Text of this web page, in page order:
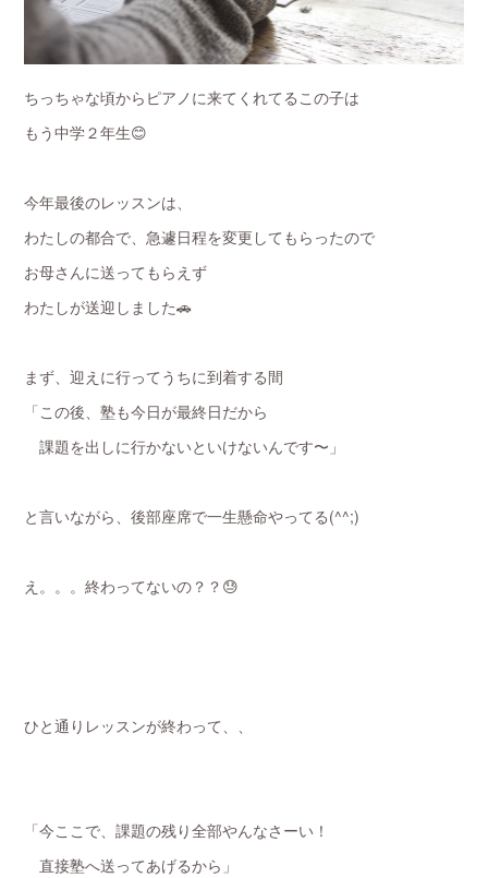
ちっちゃな頃からピアノに来てくれてるこの子は
もう中学２年生😊
今年最後のレッスンは、
わたしの都合で、急遽日程を変更してもらったので
お母さんに送ってもらえず
わたしが送迎しました🚗
まず、迎えに行ってうちに到着する間
「この後、塾も今日が最終日だから
課題を出しに行かないといけないんです〜」
と言いながら、後部座席で一生懸命やってる(^^;)
え。。。終わってないの？？😓
ひと通りレッスンが終わって、、
「今ここで、課題の残り全部やんなさーい！
直接塾へ送ってあげるから」